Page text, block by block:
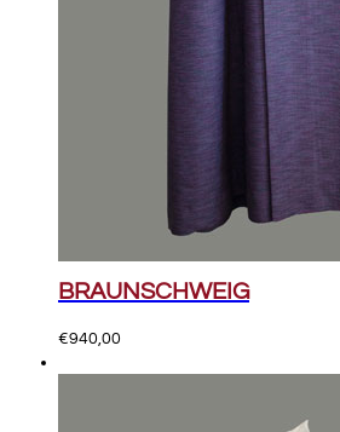
BRAUNSCHWEIG
€940,00